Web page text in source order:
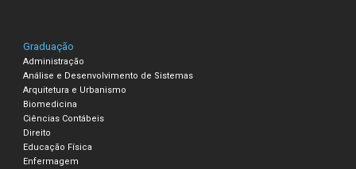
Graduação
Administração
Análise e Desenvolvimento de Sistemas
Arquitetura e Urbanismo
Biomedicina
Ciências Contábeis
Direito
Educação Física
Enfermagem